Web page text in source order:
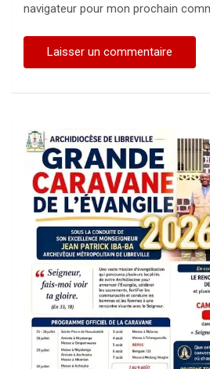
navigateur pour mon prochain